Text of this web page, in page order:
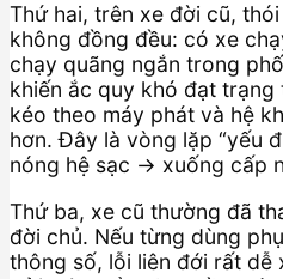
Thứ hai, trên xe đời cũ,
không đồng đều: có xe
chạy quãng ngắn trong
khiến ắc quy khó đạt
kéo theo máy phát và hệ
hơn. Đây là vòng lặp “yếu
nóng hệ sạc → xuống cấp
Thứ ba, xe cũ thường đã
đời chủ. Nếu từng dùng
thông số, lỗi liên đới rất dễ